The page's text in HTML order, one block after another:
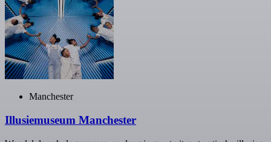
Manchester
Illusiemuseum Manchester